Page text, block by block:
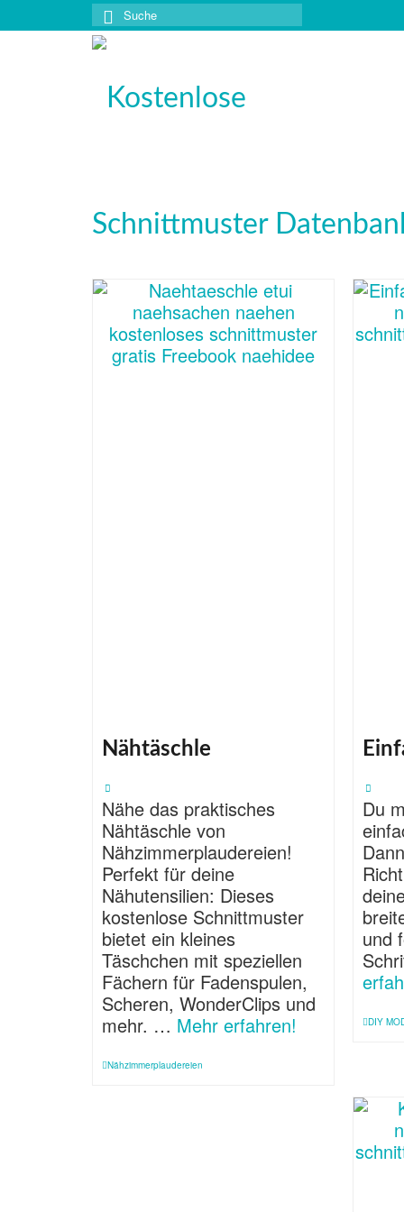
Suche
nach:
Nähtäschle
Nähe das praktisches
Nähtäschle von
Nähzimmerplaudereien!
Perfekt für deine
Nähutensilien: Dieses
kostenlose Schnittmuster
bietet ein kleines
Täschchen mit speziellen
Fächern für Fadenspulen,
Scheren, WonderClips und
mehr. … Mehr erfahren!
Nähzimmerplaudereien
Du
und
DIY